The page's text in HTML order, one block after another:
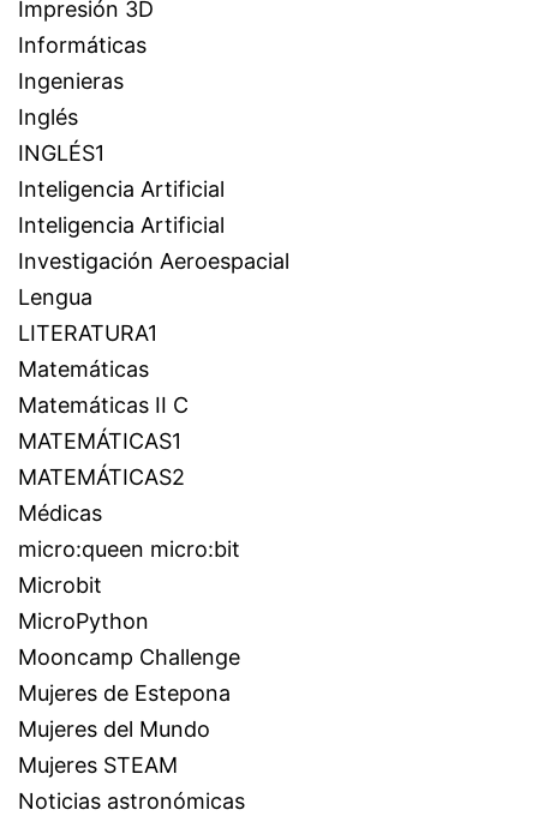
Impresión 3D
Informáticas
Ingenieras
Inglés
INGLÉS1
Inteligencia Artificial
Inteligencia Artificial
Investigación Aeroespacial
Lengua
LITERATURA1
Matemáticas
Matemáticas II C
MATEMÁTICAS1
MATEMÁTICAS2
Médicas
micro:queen micro:bit
Microbit
MicroPython
Mooncamp Challenge
Mujeres de Estepona
Mujeres del Mundo
Mujeres STEAM
Noticias astronómicas